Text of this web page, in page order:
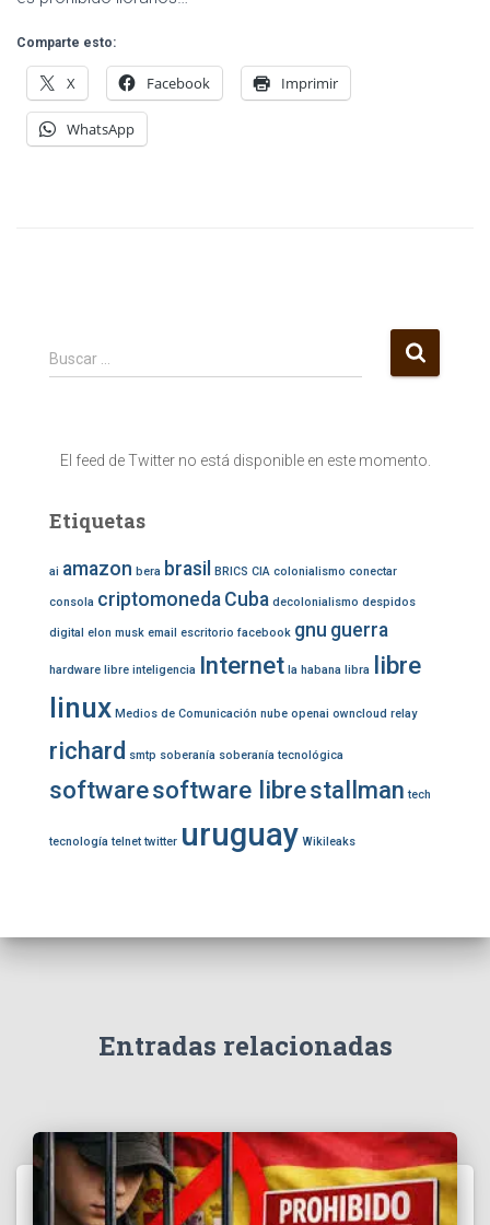
Comparte esto:
X Facebook Imprimir
WhatsApp
B
u
Buscar …
El feed de Twitter no está disponible en este momento.
Etiquetas
ai amazon bera brasil BRICS CIA colonialismo conectar
consola criptomoneda Cuba decolonialismo despidos
digital elon musk email escritorio facebook gnu guerra
hardware libre inteligencia Internet la habana libra libre
linux Medios de Comunicación nube openai owncloud relay
richard smtp soberanía soberanía tecnológica
softwaresoftware librestallman tech
tecnología telnet twitter uruguay Wikileaks
Entradas relacionadas